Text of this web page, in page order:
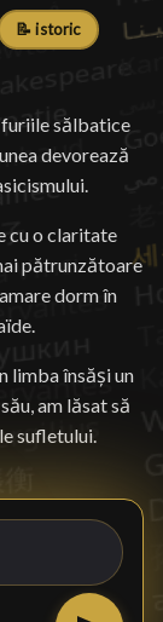
📝 istoric
sălbatice
devorează
cu o claritate
pătrunzătoare
dorm în
limba însăși un
am lăsat să
sufletului.